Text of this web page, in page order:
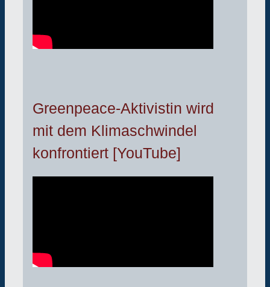
Greenpeace-Aktivistin wird
mit dem Klimaschwindel
konfrontiert [YouTube]